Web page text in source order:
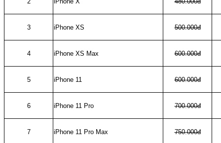
3 iPhone XS 500.000đ
4 iPhone XS Max 600.000đ
5 iPhone 11 600.000đ
6 iPhone 11 Pro 700.000đ
7 iPhone 11 Pro Max 750.000đ